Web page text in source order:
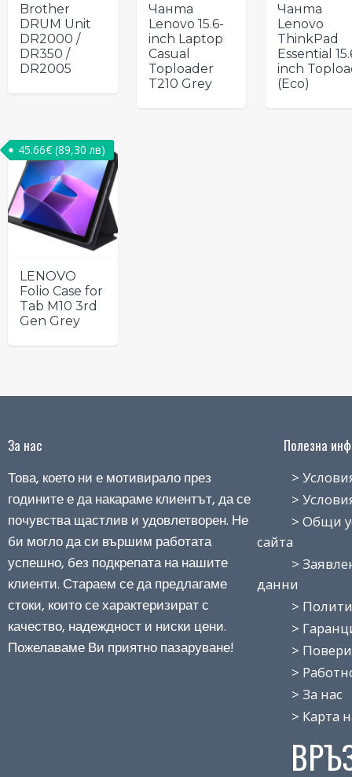
Brother
DRUM Unit
DR2000 /
DR350 /
DR2005
Чанта
Lenovo 15.6-
inch Laptop
Casual
Toploader
T210 Grey
Чанта
Lenovo
ThinkPad
Essential
inch
(Eco)
LENOVO
Folio Case for
Tab M10 3rd
Gen Grey
45.66€ (89,30 лв)
За нас
Това, което ни е мотивирало през
годините е да накараме клиентът, да се
почувства щастлив и удовлетворен. Не
би могло да си вършим работата
успешно, без подкрепата на нашите
клиенти. Стараем се да предлагаме
стоки, които се характеризират с
качество, надеждност и ниски цени.
Пожелаваме Ви приятно пазаруване!
Полезна
> Условия
> Условия
> Общи
сайта
>
данни
>
>
>
> Работно
> За нас
> Карта на